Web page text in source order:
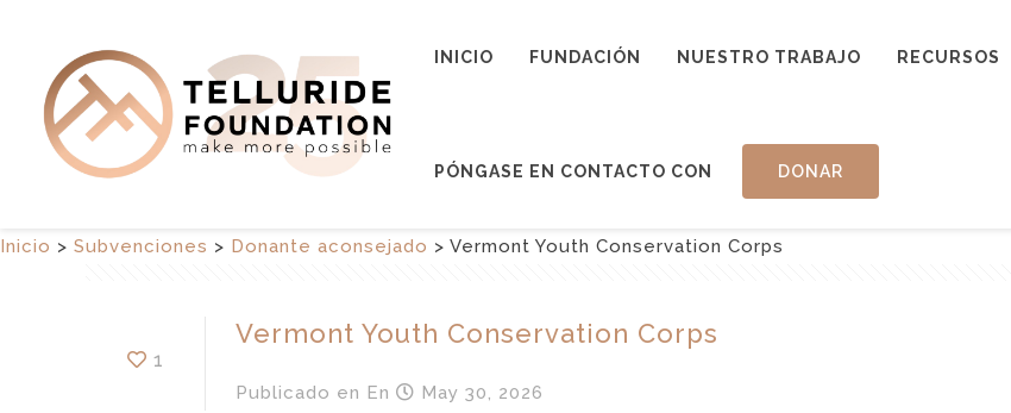
INICIO FUNDACIÓN NUESTRO TRABAJO RECURSOS
PÓNGASE EN CONTACTO CON DONAR
Inicio > Subvenciones > Donante aconsejado > Vermont Youth Conservation Corps
1
Vermont Youth Conservation Corps
Publicado en En May 30, 2026